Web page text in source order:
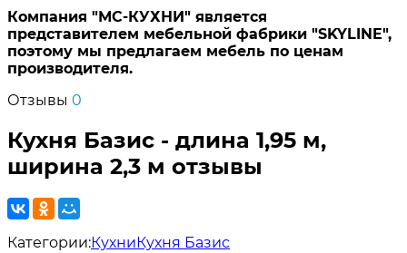
Компания "МС-КУХНИ" является
представителем мебельной фабрики "SKYLINE",
поэтому мы предлагаем мебель по ценам
производителя.
Отзывы 0
Кухня Базис - длина 1,95 м,
ширина 2,3 м отзывы
Категории:Кухни Кухня Базис